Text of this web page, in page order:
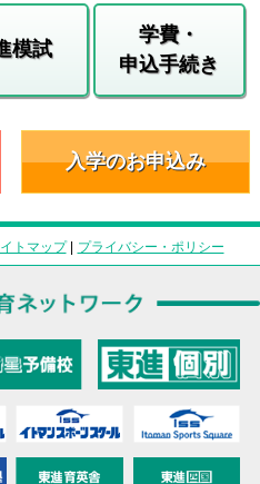
模試
学費・
申込手続き
入学のお申込み
トマップ| プライバシー・ポリシー